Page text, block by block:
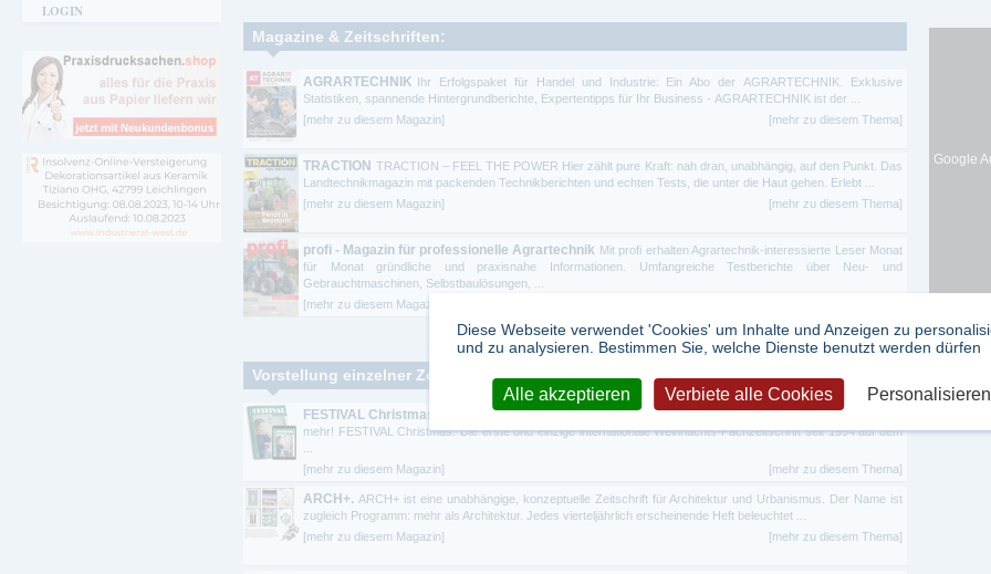
Magazine & Zeitschriften:
AGRARTECHNIK
Ihr Erfolgspaket für Handel und Industrie: Ein Abo der AGRARTECHNIK. Exklusive
Statistiken, spannende Hintergrundberichte, Expertentipps für Ihr Business - AGRARTECHNIK ist der ...
[mehr zu diesem Magazin]
[mehr zu diesem Thema]
TRACTION TRACTION – FEEL THE POWER Hier zählt pure Kraft: nah dran, unabhängig, auf den Punkt. Das
Landtechnikmagazin mit packenden Technikberichten und echten Tests, die unter die Haut gehen. Erlebt ...
[mehr zu diesem Magazin]
[mehr zu diesem Thema]
profi - Magazin für professionelle Agrartechnik Mit profi erhalten Agrartechnik-interessierte Leser Monat
für Monat gründliche und praxisnahe Informationen. Umfangreiche Testberichte über Neu- und
Gebrauchtmaschinen, Selbstbaulösungen, ...
[mehr zu diesem Magazin]
Vorstellung einzelner Zeitschriften
FESTIVAL Christmas
mehr! FESTIVAL Christmas: Die erste und einzige internationale Weihnachts-Fachzeitschrift seit 1994 auf dem
[mehr zu diesem Magazin]
[mehr zu diesem Thema]
ARCH+. ARCH+ ist eine unabhängige, konzeptuelle Zeitschrift für Architektur und Urbanismus. Der Name ist
zugleich Programm: mehr als Architektur. Jedes vierteljährlich erscheinende Heft beleuchtet ...
[mehr zu diesem Magazin]
[mehr zu diesem Thema]
LOGIN
Google
Diese Webseite verwendet 'Cookies' um Inhalte und Anzeigen zu
und zu analysieren. Bestimmen Sie, welche Dienste benutzt werden dürfen
Alle akzeptieren Verbiete alle Cookies Personalisieren